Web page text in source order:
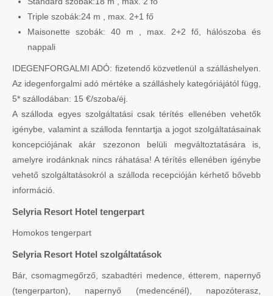
Triple szobák:24 m , max. 2+1 fő
Maisonette szobák: 40 m , max. 2+2 fő, hálószoba és
nappali
IDEGENFORGALMI ADÓ: fizetendő közvetlenül a szálláshelyen.
Az idegenforgalmi adó mértéke a szálláshely kategóriájától függ,
5* szállodában: 15 €/szoba/éj.
A szálloda egyes szolgáltatási csak térítés ellenében vehetők
igénybe, valamint a szálloda fenntartja a jogot szolgáltatásainak
koncepciójának akár szezonon belüli megváltoztatására is,
amelyre irodánknak nincs ráhatása! A térítés ellenében igénybe
vehető szolgáltatásokról a szálloda recepcióján kérhető bővebb
információ.
Selyria Resort Hotel tengerpart
Homokos tengerpart
Selyria Resort Hotel szolgáltatások
Bár, csomagmegőrző, szabadtéri medence, étterem, napernyő
(tengerparton), napernyő (medencénél), napozóterasz,